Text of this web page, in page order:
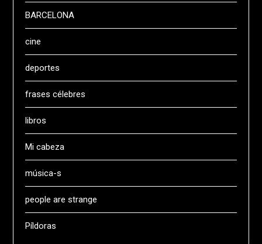
BARCELONA
cine
deportes
frases célebres
libros
Mi cabeza
música-s
people are strange
Píldoras